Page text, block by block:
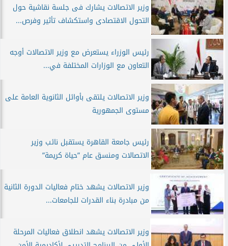
وزير الاتصالات يشارك فى جلسة نقاشية حول
التحول الاقتصادى واستكشاف تأثير وفرص...
رئيس الوزراء يستعرض مع وزير الاتصالات أوجه
التعاون مع الوزارات المختلفة في...
وزير الاتصالات يلتقى بأوائل الثانوية العامة على
مستوى الجمهورية
رئيس جامعة القاهرة يستقبل نائب وزير
الاتصالات ومنسق عام ”حياة كريمة”
وزير الاتصالات يشهد ختام فعاليات الدورة الثانية
من مبادرة بناء القدرات للجامعات...
وزير الاتصالات يشهد انطلاق فعاليات المرحلة